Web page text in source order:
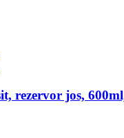
rezervor jos,